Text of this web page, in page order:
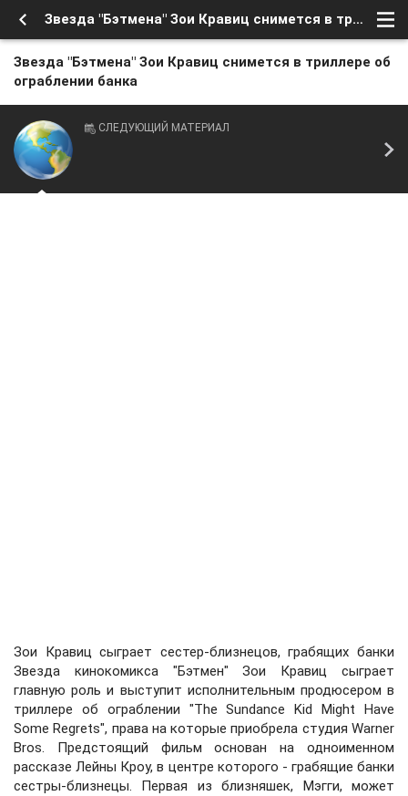
Звезда "Бэтмена" Зои Кравиц снимется в триллере об ограблении банка
Звезда "Бэтмена" Зои Кравиц снимется в триллере об
ограблении банка
СЛЕДУЮЩИЙ МАТЕРИАЛ
Зои Кравиц сыграет сестер-близнецов, грабящих банки
Звезда кинокомикса "Бэтмен" Зои Кравиц сыграет
главную роль и выступит исполнительным продюсером в
триллере об ограблении "The Sundance Kid Might Have
Some Regrets", права на которые приобрела студия Warner
Bros. Предстоящий фильм основан на одноименном
рассказе Лейны Кроу, в центре которого - грабящие банки
сестры-близнецы. Первая из близняшек, Мэгги, может